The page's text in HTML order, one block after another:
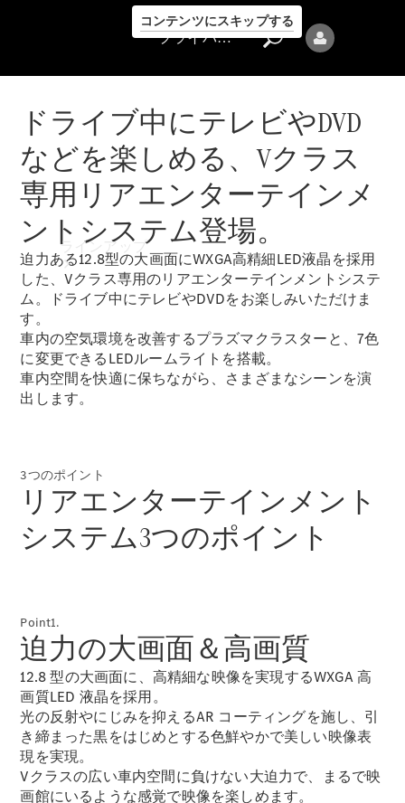
コンテンツにスキップする
プライバシ
ーポリシー
ラインアップ
Mercedes-Benz
New models
プラグインハイブリッドモデル
Sedan
All Sedan
CLA
Sedan
電気
CLA
Sedan
New
C-Class
Sedan
EQS
プライバシーポリシー
ドライブ中にテレビやDVD
などを楽しめる、Vクラス
専用リアエンターテインメ
ントシステム登場。
迫力ある12.8型の大画面にWXGA高精細LED液晶を採用
した、Vクラス専用のリアエンターテインメントシステ
ム。ドライブ中にテレビやDVDをお楽しみいただけま
す。
車内の空気環境を改善するプラズマクラスターと、7色
に変更できるLEDルームライトを搭載。
車内空間を快適に保ちながら、さまざまなシーンを演
出します。
3つのポイント
リアエンターテインメント
システム3つのポイント
Point1.
迫力の大画面＆高画質
12.8 型の大画面に、高精細な映像を実現するWXGA 高
画質LED 液晶を採用。
光の反射やにじみを抑えるAR コーティングを施し、引
き締まった黒をはじめとする色鮮やかで美しい映像表
現を実現。
Vクラスの広い車内空間に負けない大迫力で、まるで映
画館にいるような感覚で映像を楽しめます。